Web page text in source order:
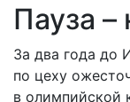
Пауза –
За два года до
по цеху
в олимпийской